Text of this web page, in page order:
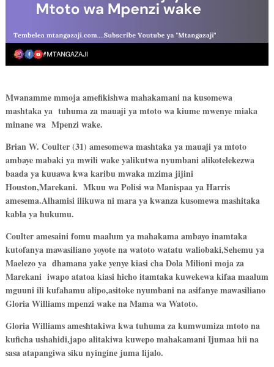
Mwanamme mmoja amefikishwa mahakamani na kusomewa
mashtaka ya tuhuma za mauaji ya mtoto wa kiume mwenye miaka
minane wa Mpenzi wake.
Brian W. Coulter (31) amesomewa mashtaka ya mauaji ya mtoto
ambaye mabaki ya mwili wake yalikutwa nyumbani alikotelekezwa
baada ya kuuawa kwa karibu mwaka mzima jijini
Houston,Marekani. Mkuu wa Polisi wa Manispaa ya Harris
amesema.Alhamisi ilikuwa ni mara ya kwanza kusomewa mashitaka
kabla ya hukumu.
Coulter amesaini fomu maalum ya mahakama ambayo inamtaka
kutofanya mawasiliano yoyote na watoto watatu waliobaki,Sehemu ya
Maelezo ya dhamana yake yenye kiasi cha Dola Milioni moja za
Marekani iwapo atatoa kiasi hicho itamtaka kuwekewa kifaa maalum
mguuni ili kufahamu alipo,asitoke nyumbani na asifanye mawasiliano
Gloria Williams mpenzi wake na Mama wa Watoto.
Gloria Williams ameshtakiwa kwa tuhuma za kumwumiza mtoto na
kuficha ushahidi,japo alitakiwa kuwepo mahakamani Ijumaa hii na
sasa atapangiwa siku nyingine juma lijalo.